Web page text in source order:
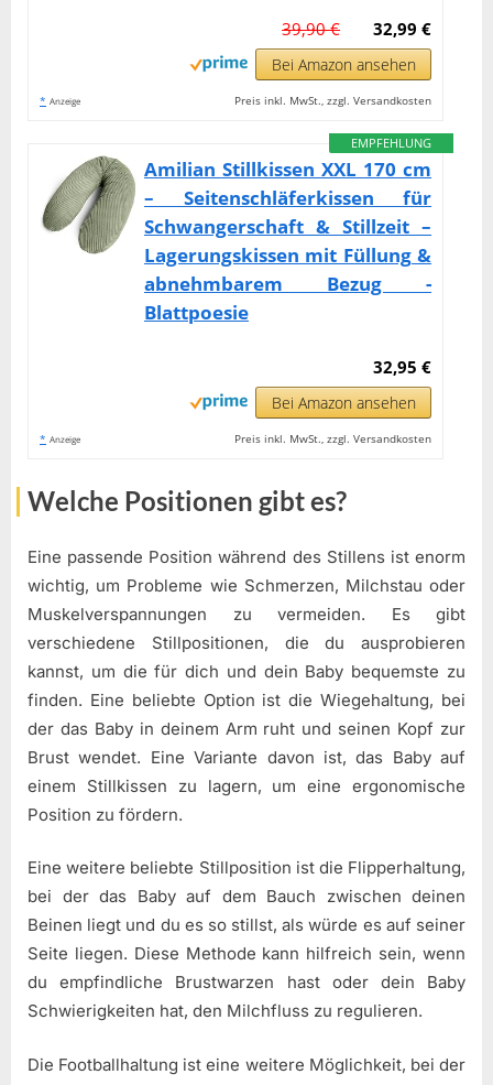
32,99 €
39,90 €
Bei Amazon ansehen
* Anzeige Preis inkl. MwSt., zzgl. Versandkosten
EMPFEHLUNG
Amilian Stillkissen XXL 170 cm
– Seitenschläferkissen für
Schwangerschaft & Stillzeit –
Lagerungskissen mit Füllung &
abnehmbarem Bezug -
Blattpoesie
32,95 €
Bei Amazon ansehen
* Anzeige Preis inkl. MwSt., zzgl. Versandkosten
Welche Positionen gibt es?
Eine passende Position während des Stillens ist enorm
wichtig, um Probleme wie Schmerzen, Milchstau oder
Muskelverspannungen zu vermeiden. Es gibt
verschiedene Stillpositionen, die du ausprobieren
kannst, um die für dich und dein Baby bequemste zu
finden. Eine beliebte Option ist die Wiegehaltung, bei
der das Baby in deinem Arm ruht und seinen Kopf zur
Brust wendet. Eine Variante davon ist, das Baby auf
einem Stillkissen zu lagern, um eine ergonomische
Position zu fördern.
Eine weitere beliebte Stillposition ist die Flipperhaltung,
bei der das Baby auf dem Bauch zwischen deinen
Beinen liegt und du es so stillst, als würde es auf seiner
Seite liegen. Diese Methode kann hilfreich sein, wenn
du empfindliche Brustwarzen hast oder dein Baby
Schwierigkeiten hat, den Milchfluss zu regulieren.
Die Footballhaltung ist eine weitere Möglichkeit, bei der